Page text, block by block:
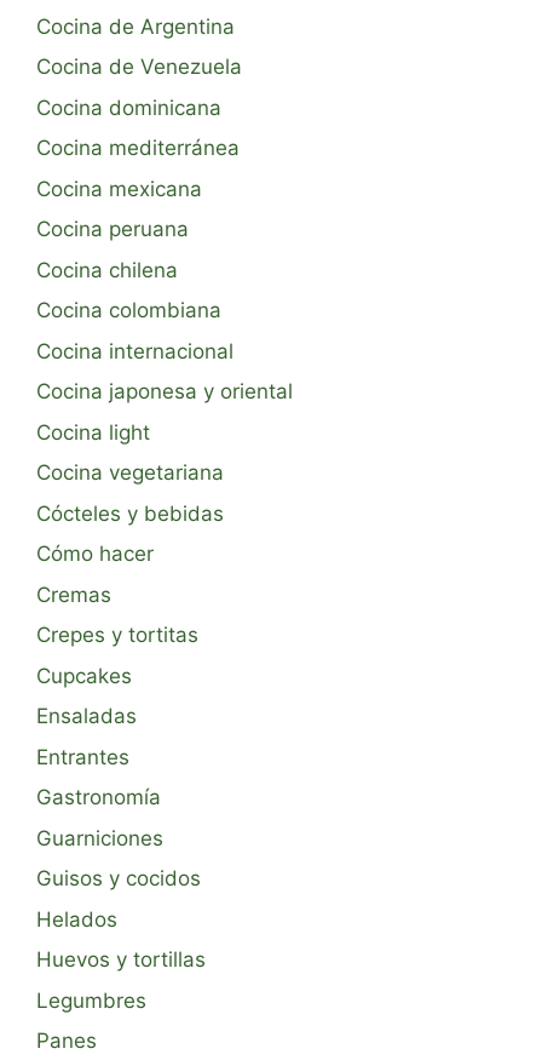
Cocina de Argentina
Cocina de Venezuela
Cocina dominicana
Cocina mediterránea
Cocina mexicana
Cocina peruana
Cocina chilena
Cocina colombiana
Cocina internacional
Cocina japonesa y oriental
Cocina light
Cocina vegetariana
Cócteles y bebidas
Cómo hacer
Cremas
Crepes y tortitas
Cupcakes
Ensaladas
Entrantes
Gastronomía
Guarniciones
Guisos y cocidos
Helados
Huevos y tortillas
Legumbres
Panes